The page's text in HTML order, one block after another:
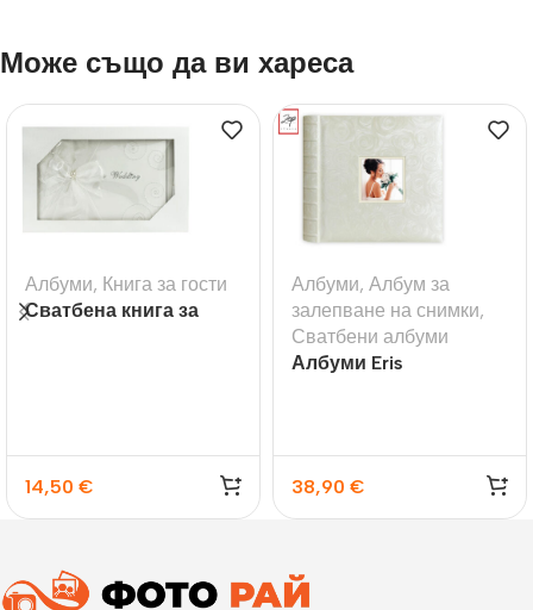
Може също да ви хареса
Албуми, Книга за гости
Сватбена книга за
14,50 €
Албуми, Албум за
залепване на снимки,
Сватбени албуми
Албуми Eris
38,90 €